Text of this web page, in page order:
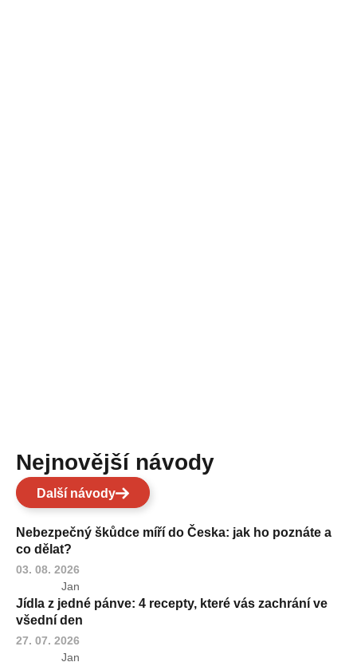
Nejnovější návody
Další návody
Nebezpečný škůdce míří do Česka: jak ho poznáte a
co dělat?
03. 08. 2026
Jan
Jídla z jedné pánve: 4 recepty, které vás zachrání ve
všední den
27. 07. 2026
Jan